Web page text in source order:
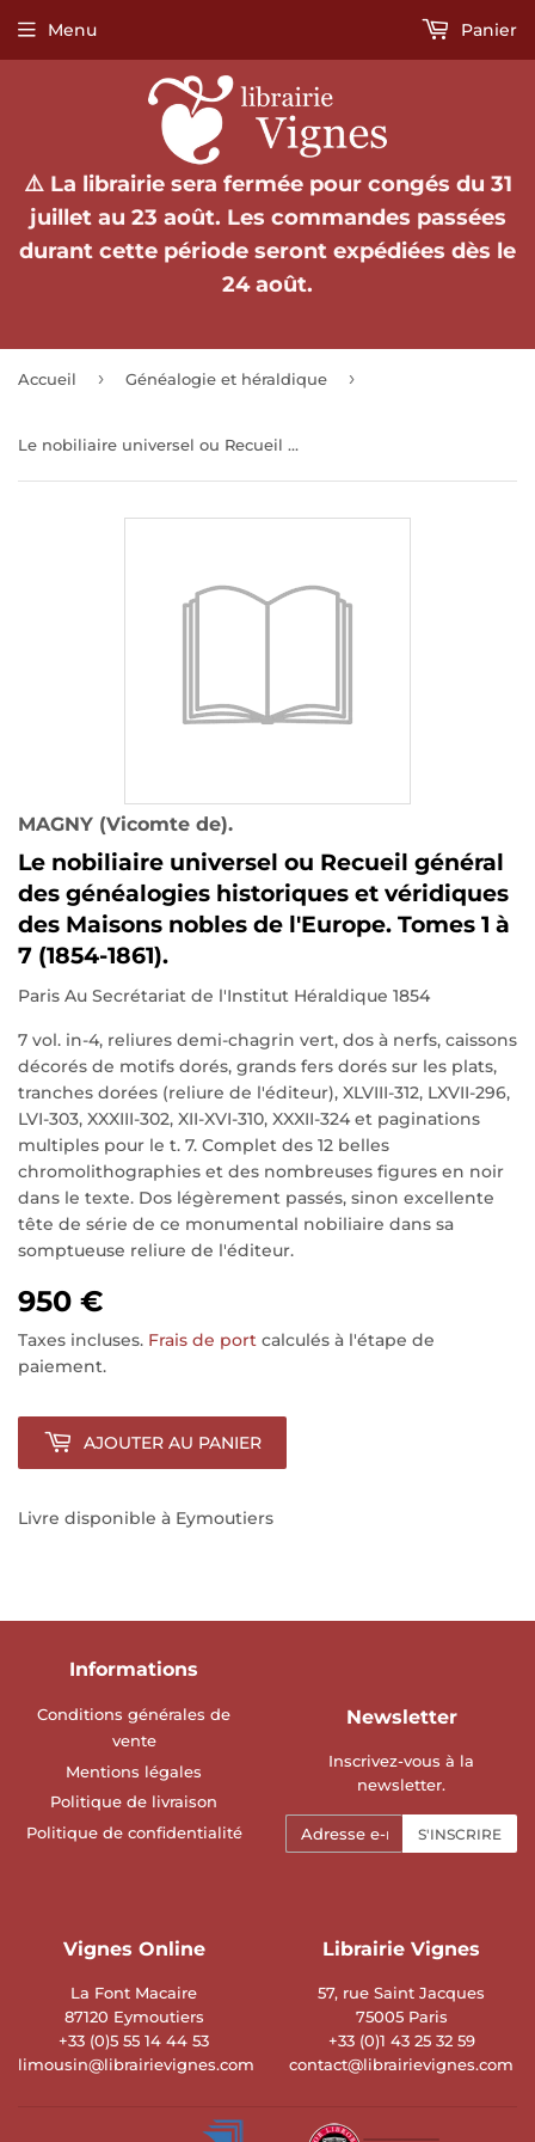
⚠️ La librairie sera fermée pour congés du 31
juillet au 23 août. Les commandes passées
durant cette période seront expédiées dès le
24 août.
Menu Panier
Accueil › Généalogie et héraldique ›
Le nobiliaire universel ou Recueil général des généalogies historiques et véridiques des Maisons nobles de l'Europe. Tomes 1 à 7 (1854-1861).
MAGNY (Vicomte de).
Le nobiliaire universel ou Recueil général
des généalogies historiques et véridiques
des Maisons nobles de l'Europe. Tomes 1 à
7 (1854-1861).
Paris Au Secrétariat de l'Institut Héraldique 1854
7 vol. in-4, reliures demi-chagrin vert, dos à nerfs, caissons
décorés de motifs dorés, grands fers dorés sur les plats,
tranches dorées (reliure de l'éditeur), XLVIII-312, LXVII-296,
LVI-303, XXXIII-302, XII-XVI-310, XXXII-324 et paginations
multiples pour le t. 7. Complet des 12 belles
chromolithographies et des nombreuses figures en noir
dans le texte. Dos légèrement passés, sinon excellente
tête de série de ce monumental nobiliaire dans sa
somptueuse reliure de l'éditeur.
950 €
Taxes incluses. Frais de port calculés à l'étape de
paiement.
AJOUTER AU PANIER
Livre disponible à Eymoutiers
Informations
Conditions générales de
vente
Mentions légales
Politique de livraison
Politique de confidentialité
Newsletter
Inscrivez-vous à la
newsletter.
mails
S'INSCRIRE
Librairie Vignes
57, rue Saint Jacques
75005 Paris
+33 (0)1 43 25 32 59
contact@librairievignes.com
Vignes Online
La Font Macaire
87120 Eymoutiers
+33 (0)5 55 14 44 53
limousin@librairievignes.com